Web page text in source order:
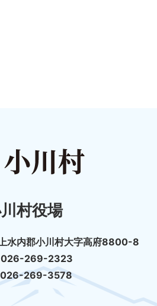
村役場
水内郡小川村大字高府8800-8
026-269-2323
026-269-3578